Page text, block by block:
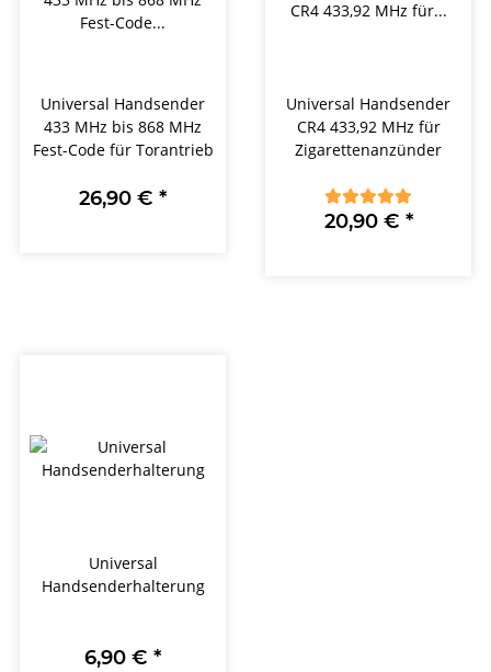
Universal Handsender
433 MHz bis 868 MHz
Fest-Code für Torantrieb
26,90 € *
Universal Handsender
CR4 433,92 MHz für
Zigarettenanzünder
20,90 € *
Universal
Handsenderhalterung
6,90 € *